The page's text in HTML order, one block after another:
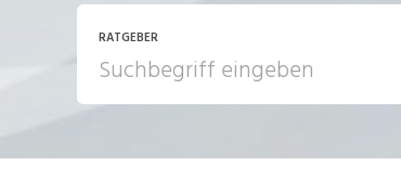
RATGEBER
Arbeiten in der Schweiz